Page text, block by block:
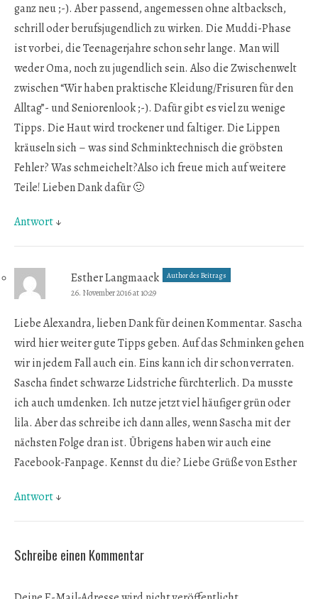
ganz neu ;-). Aber passend, angemessen ohne altbacksch,
schrill oder berufsjugendlich zu wirken. Die Muddi-Phase
ist vorbei, die Teenagerjahre schon sehr lange. Man will
weder Oma, noch zu jugendlich sein. Also die Zwischenwelt
zwischen “Wir haben praktische Kleidung/Frisuren für den
Alltag”- und Seniorenlook ;-). Dafür gibt es viel zu wenige
Tipps. Die Haut wird trockener und faltiger. Die Lippen
kräuseln sich – was sind Schminktechnisch die gröbsten
Fehler? Was schmeichelt?Also ich freue mich auf weitere
Teile! Lieben Dank dafür 🙂
Antwort↓
Esther Langmaack Author des Beitrags
26. November 2016 at 10:29
Liebe Alexandra, lieben Dank für deinen Kommentar. Sascha
wird hier weiter gute Tipps geben. Auf das Schminken gehen
wir in jedem Fall auch ein. Eins kann ich dir schon verraten.
Sascha findet schwarze Lidstriche fürchterlich. Da musste
ich auch umdenken. Ich nutze jetzt viel häufiger grün oder
lila. Aber das schreibe ich dann alles, wenn Sascha mit der
nächsten Folge dran ist. Übrigens haben wir auch eine
Facebook-Fanpage. Kennst du die? Liebe Grüße von Esther
Antwort↓
Schreibe einen Kommentar